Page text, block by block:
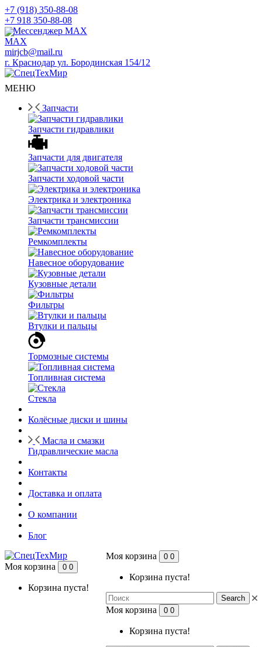
+7 (918) 350-88-08
+7 918 350-88-08
Мессенджер MAX
mirjcb@mail.ru
г. Краснодар ул. Бородинская 154/12
МЕНЮ
Запчасти
Запчасти гидравлики
Запчасти для двигателя
Запчасти ходовой части
Электрика и электроника
Запчасти трансмиссии
Ремкомплекты
Навесное оборудование
Кузовные детали
Фильтры
Втулки и пальцы
Тормозные системы
Топливная система
Стекла
Колёсные диски и шины
Масла и смазки
Гидравлические масла
Контакты
Доставка и оплата
О компании
Блог
Моя корзина 0 0
Корзина пуста!
Search
Моя корзина 0 0
Корзина пуста!
Моя корзина 0 0
Корзина пуста!